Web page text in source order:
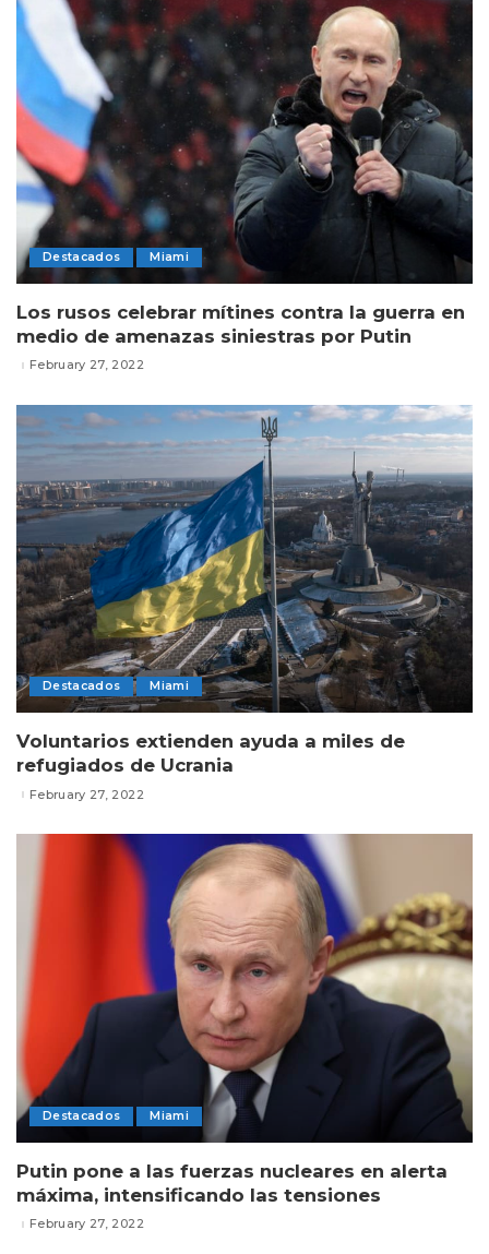
Destacados Miami
Los rusos celebrar mítines contra la guerra en
medio de amenazas siniestras por Putin
February 27, 2022
Destacados Miami
Voluntarios extienden ayuda a miles de
refugiados de Ucrania
February 27, 2022
Destacados Miami
Putin pone a las fuerzas nucleares en alerta
máxima, intensificando las tensiones
February 27, 2022